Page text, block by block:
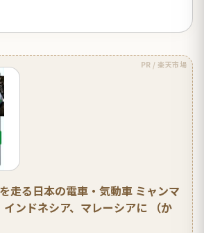
PR / 楽天市場
走る日本の電車・気動車 ミャンマ
ンドネシア、マレーシアに （か